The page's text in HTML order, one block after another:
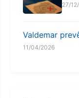
27/
Valdemar
11/04/2026